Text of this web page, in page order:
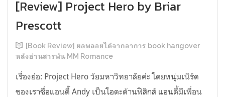
[Review] Project Hero by Briar
Prescott
[Book Review] ผลพลอยได้จากอาการ book hangover
หลังอ่านสารพัน MM Romance
เรื่องย่อ: Project Hero วัยมหาวิทยาลัยค่ะ โดยหนุ่มเนิร์ด
ของเราชื่อแอนดี้ Andy เป็นโอตะด้านฟิสิกส์ แอนดี้มีเพื่อน